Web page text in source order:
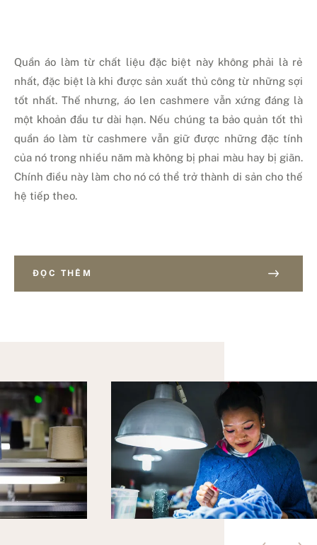
Quần áo làm từ chất liệu đặc biệt này không phải là rẻ
nhất, đặc biệt là khi được sản xuất thủ công từ những sợi
tốt nhất. Thế nhưng, áo len cashmere vẫn xứng đáng là
một khoản đầu tư dài hạn. Nếu chúng ta bảo quản tốt thì
quần áo làm từ cashmere vẫn giữ được những đặc tính
của nó trong nhiều năm mà không bị phai màu hay bị giãn.
Chính điều này làm cho nó có thể trở thành di sản cho thế
hệ tiếp theo.
ĐỌC THÊM